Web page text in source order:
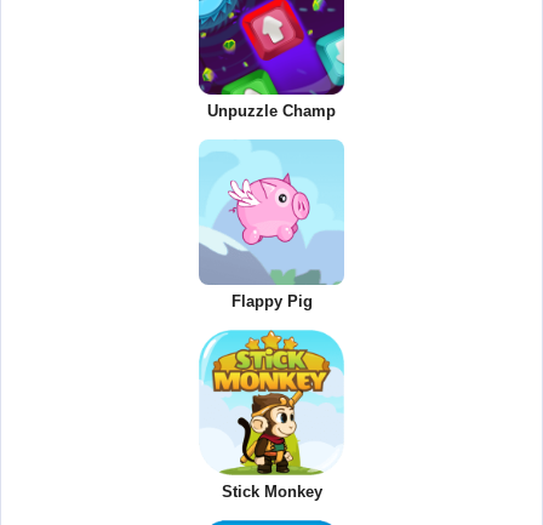
Unpuzzle Champ
Flappy Pig
Stick Monkey